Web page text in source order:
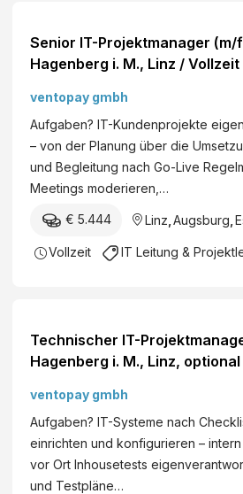
e
l
k
o
m
m
u
k
o
n
Senior IT-Projektmanager (m/
Hagenberg i. M., Linz / Vollzeit
ventopay gmbh
Aufgaben? IT-Kundenprojekte
– von der Planung über die
und Begleitung nach Go-Live
Meetings moderieren,…
€ 5.444 Linz Augsburg
Vollzeit IT Leitung &
Technischer IT-
Hagenberg i. M., Linz,
ventopay gmbh
Aufgaben? IT-Systeme nach
einrichten und konfigurieren –
vor Ort Inhousetests
und Testpläne…